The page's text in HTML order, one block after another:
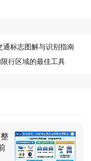
标志图解与识别指南
行区域的最佳工具